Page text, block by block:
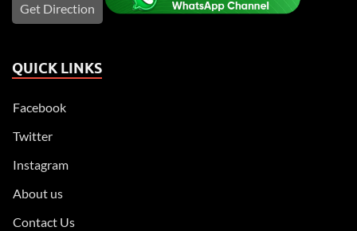
Get Direction
QUICK LINKS
Facebook
Twitter
Instagram
About us
Contact Us